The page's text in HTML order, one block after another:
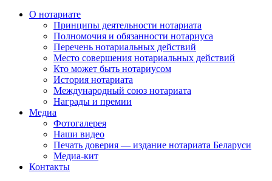
О нотариате
Принципы деятельности нотариата
Полномочия и обязанности нотариуса
Перечень нотариальных действий
Место совершения нотариальных действий
Кто может быть нотариусом
История нотариата
Международный союз нотариата
Награды и премии
Медиа
Фотогалерея
Наши видео
Печать доверия — издание нотариата Беларуси
Медиа-кит
Контакты